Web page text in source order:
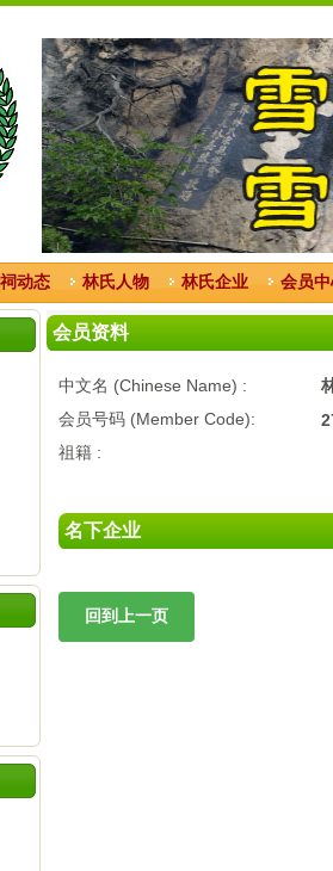
动态 林氏人物 林氏企业 会员
会员资料
中文名 (Chinese Name) :
会员号码 (Member Code):
祖籍 :
名下企业